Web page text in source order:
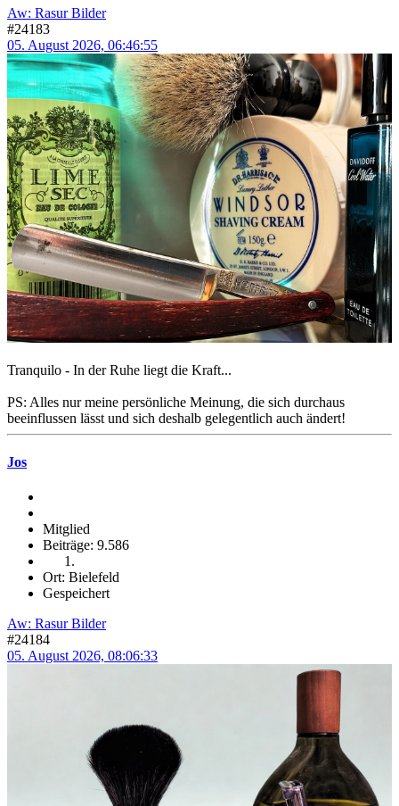
Aw: Rasur Bilder
#24183
05. August 2026, 06:46:55
Tranquilo - In der Ruhe liegt die Kraft...
PS: Alles nur meine persönliche Meinung, die sich durchaus
beeinflussen lässt und sich deshalb gelegentlich auch ändert!
Jos
Mitglied
Beiträge: 9.586
Ort: Bielefeld
Gespeichert
Aw: Rasur Bilder
#24184
05. August 2026, 08:06:33